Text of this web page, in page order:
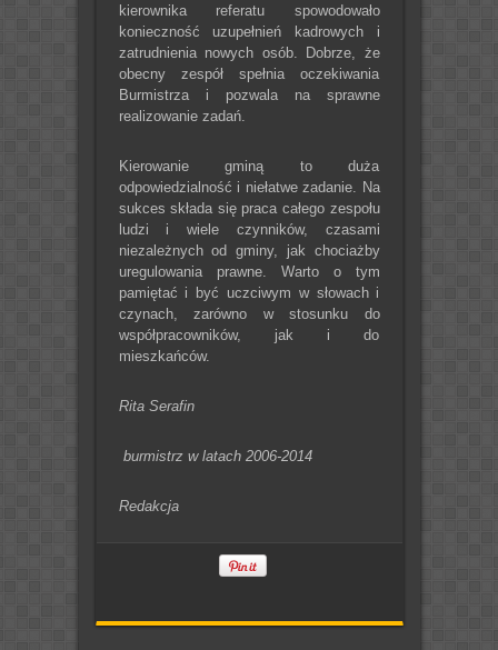
kierownika referatu spowodowało
konieczność uzupełnień kadrowych i
zatrudnienia nowych osób. Dobrze, że
obecny zespół spełnia oczekiwania
Burmistrza i pozwala na sprawne
realizowanie zadań.
Kierowanie gminą to duża
odpowiedzialność i niełatwe zadanie. Na
sukces składa się praca całego zespołu
ludzi i wiele czynników, czasami
niezależnych od gminy, jak chociażby
uregulowania prawne. Warto o tym
pamiętać i być uczciwym w słowach i
czynach, zarówno w stosunku do
współpracowników, jak i do
mieszkańców.
Rita Serafin
burmistrz w latach 2006-2014
Redakcja